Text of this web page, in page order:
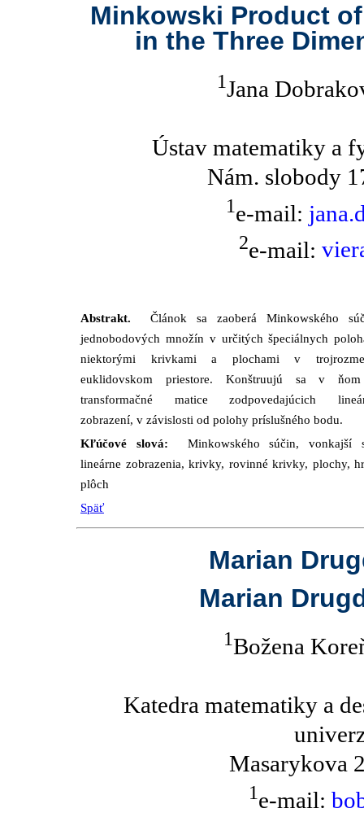
Minkowski Product
in the Three
1Jana
Ústav matematiky a
Nám. slobody
1e-mail: jana
2e-mail:
Abstrakt. Článok sa zaoberá Minkowského
jednobodových množín v určitých špeciálnych
niektorými krivkami a plochami v
euklidovskom priestore. Konštruujú sa v
transformačné matice zodpovedajúcich
zobrazení, v závislosti od polohy príslušného bodu.
Kľúčové slová: Minkowského súčin, vonkajší
lineárne zobrazenia, krivky, rovinné krivky, plochy,
plôch
Späť
Marian
Marian
1Božena
Katedra matematiky a
Masarykova
1e-mail: